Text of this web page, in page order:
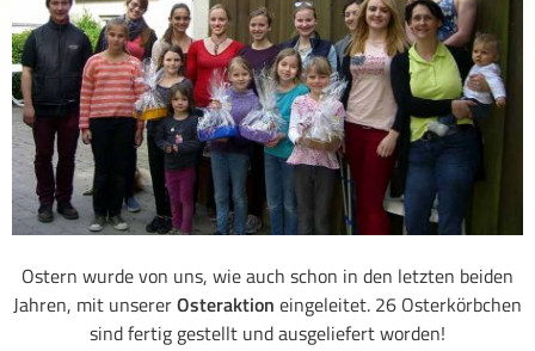
Ostern wurde von uns, wie auch schon in den letzten beiden
Jahren, mit unsererOsteraktion eingeleitet. 26 Osterkörbchen
sind fertig gestellt und ausgeliefert worden!